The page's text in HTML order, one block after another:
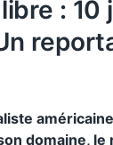
: 10
domaine,